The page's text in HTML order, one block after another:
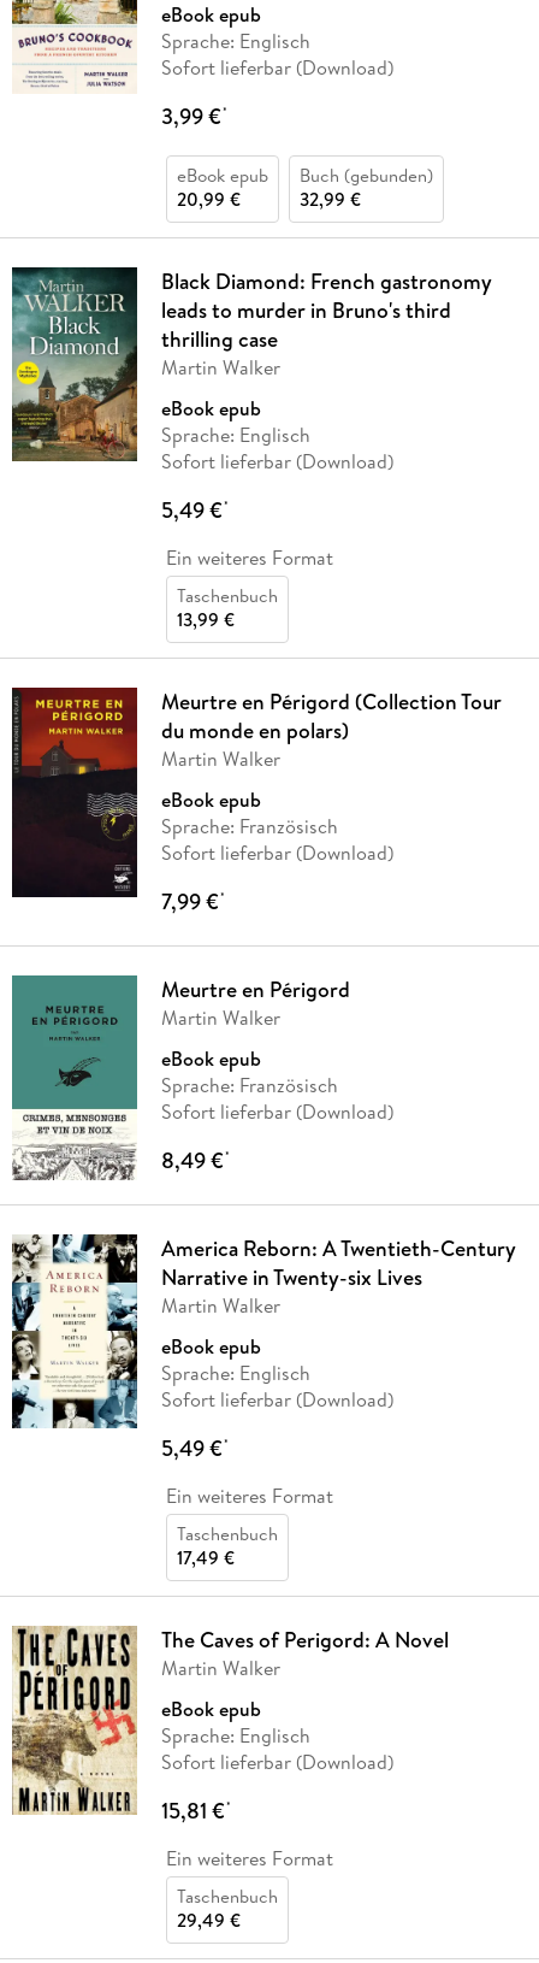
eBook epub
Sprache: Englisch
Sofort lieferbar (Download)
3,99 €*
eBook epub
20,99 €
Buch (gebunden)
32,99 €
Black Diamond: French gastronomy
leads to murder in Bruno's third
thrilling case
Martin Walker
eBook epub
Sprache: Englisch
Sofort lieferbar (Download)
5,49 €*
Ein weiteres Format
Taschenbuch
13,99 €
Meurtre en Périgord (Collection Tour
du monde en polars)
Martin Walker
eBook epub
Sprache: Französisch
Sofort lieferbar (Download)
7,99 €*
Meurtre en Périgord
Martin Walker
eBook epub
Sprache: Französisch
Sofort lieferbar (Download)
8,49 €*
America Reborn: A Twentieth-Century
Narrative in Twenty-six Lives
Martin Walker
eBook epub
Sprache: Englisch
Sofort lieferbar (Download)
5,49 €*
Ein weiteres Format
Taschenbuch
17,49 €
The Caves of Perigord: A Novel
Martin Walker
eBook epub
Sprache: Englisch
Sofort lieferbar (Download)
15,81 €*
Ein weiteres Format
Taschenbuch
29,49 €